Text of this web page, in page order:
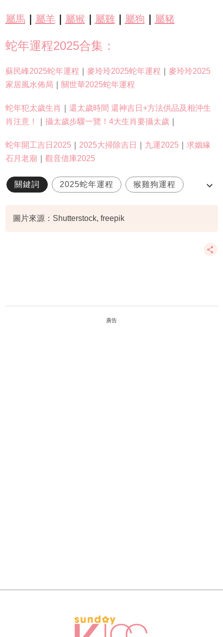
屬馬 屬羊 屬猴 屬雞｜ 屬狗 屬豬
蛇年運程2025合集：
蘇民峰2025蛇年運程 麥玲玲2025蛇年運程
麥玲玲2025
家居風水佈局
關世華2025蛇年運程
蛇年犯太歲生肖
還太歲時間 還神吉日+方法供品及相沖生
肖注意！
攝太歲步驟一覽！4大生肖要攝太歲
蛇年開工吉日2025 2025大掃除吉日 九運2025
求姻緣
石月老廟
觀音借庫2025
關鍵詞 2025蛇年運程 猴雞狗運程
圖片來源：Shutterstock, freepik
廣告